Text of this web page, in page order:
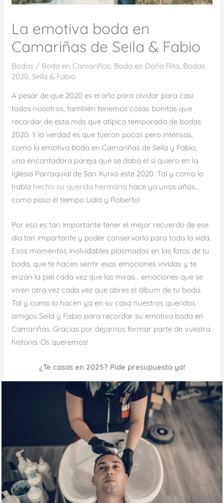
La emotiva boda en
Camariñas de Seila & Fabio
Bodas / Boda en Camariñas, Boda en Doña Rita, Bodas
2020,Seila & Fabio
A pesar de que 2020 es el año para olvidar para casi
todos nosotros, también tenemos cosas bonitas que
recordar de esta más que atípica temporada de bodas
2020. Y la verdad es que fueron pocas pero intensas,
como la emotiva boda en Camariñas de Seila y Fabio,
una encantadora pareja que se daba el sí quiero en la
Iglesia Parroquial de San Xurxo este 2020. Tal y como lo
había hecho su querida hermana hace ya unos años…
como pasa el tiempo Lidia y Roberto!
Por eso es tan importante tener el mejor recuerdo de ese
día tan importante y poder conservarlo para toda la vida.
Esos momentos inolvidables plasmados en las fotos de tu
boda, que te hacen sentir esas emociones vividas y te
erizan la piel cada vez que las miras… emociones que se
viven otra vez cada vez que abres el álbum de tu boda.
Tal y como lo hacen ya en su casa nuestros queridos
amigos Seila y Fabio para recordar su emotiva boda en
Camariñas. Gracias por dejarnos formar parte de vuestra
historia. Os queremos!
¿Te casas en 2025? Pide presupuesto ya!